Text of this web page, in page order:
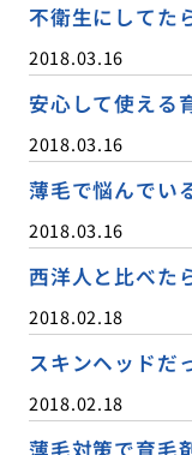
不衛生にしてた
2018.03.16
安心して使える
2018.03.16
薄毛で悩んでい
2018.03.16
西洋人と比べた
2018.02.18
スキンヘッドだ
2018.02.18
薄毛対策で育毛